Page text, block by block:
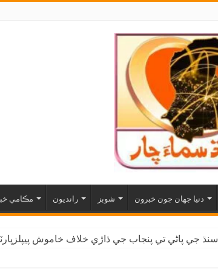
مڪامي رانديون شوبز دنيا جهان جون خبرون
سنڌ جي پاڻي تي پنجاب جي ڌاڙي خلاف خاموش